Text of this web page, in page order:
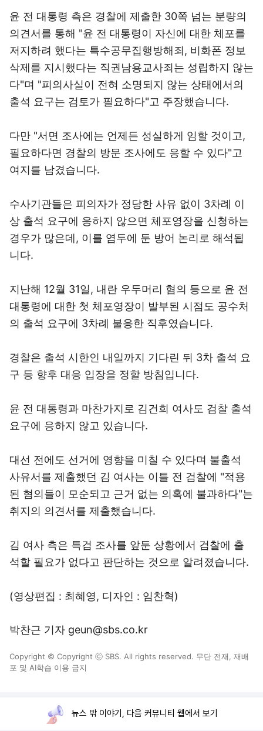
윤 전 대통령 측은 경찰에 제출한 30쪽 넘는 분량의
의견서를 통해 "윤 전 대통령이 자신에 대한 체포를
저지하려 했다는 특수공무집행방해죄, 비화폰 정보
삭제를 지시했다는 직권남용교사죄는 성립하지 않는
다"며 "피의사실이 전혀 소명되지 않는 상태에서의
출석 요구는 검토가 필요하다"고 주장했습니다.
다만 "서면 조사에는 언제든 성실하게 임할 것이고,
필요하다면 경찰의 방문 조사에도 응할 수 있다"고
여지를 남겼습니다.
수사기관들은 피의자가 정당한 사유 없이 3차례 이
상 출석 요구에 응하지 않으면 체포영장을 신청하는
경우가 많은데, 이를 염두에 둔 방어 논리로 해석됩
니다.
지난해 12월 31일, 내란 우두머리 혐의 등으로 윤 전
대통령에 대한 첫 체포영장이 발부된 시점도 공수처
의 출석 요구에 3차례 불응한 직후였습니다.
경찰은 출석 시한인 내일까지 기다린 뒤 3차 출석 요
구 등 향후 대응 입장을 정할 방침입니다.
윤 전 대통령과 마찬가지로 김건희 여사도 검찰 출석
요구에 응하지 않고 있습니다.
대선 전에도 선거에 영향을 미칠 수 있다며 불출석
사유서를 제출했던 김 여사는 이틀 전 검찰에 "적용
된 혐의들이 모순되고 근거 없는 의혹에 불과하다"는
취지의 의견서를 제출했습니다.
김 여사 측은 특검 조사를 앞둔 상황에서 검찰에 출
석할 필요가 없다고 판단하는 것으로 알려졌습니다.
(영상편집 : 최혜영, 디자인 : 임찬혁)
박찬근 기자 geun@sbs.co.kr
Copyright © Copyright ⓒ SBS. All rights reserved. 무단 전재, 재배
포 및 AI학습 이용 금지
뉴스 밖 이야기, 다음 커뮤니티 웹에서 보기